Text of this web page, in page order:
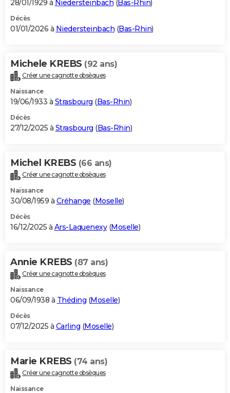
28/01/1929 à Niedersteinbach (Bas-Rhin)
Décès
01/01/2026 à Niedersteinbach (Bas-Rhin)
Michele KREBS (92 ans)
Créer une cagnotte obsèques
Naissance
19/06/1933 à Strasbourg (Bas-Rhin)
Décès
27/12/2025 à Strasbourg (Bas-Rhin)
Michel KREBS (66 ans)
Créer une cagnotte obsèques
Naissance
30/08/1959 à Créhange (Moselle)
Décès
16/12/2025 à Ars-Laquenexy(Moselle)
Annie KREBS (87 ans)
Créer une cagnotte obsèques
Naissance
06/09/1938 à Théding (Moselle)
Décès
07/12/2025 à Carling (Moselle)
Marie KREBS (74 ans)
Créer une cagnotte obsèques
Naissance